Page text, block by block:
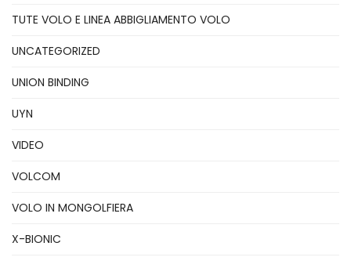
TUTE VOLO E LINEA ABBIGLIAMENTO VOLO
UNCATEGORIZED
UNION BINDING
UYN
VIDEO
VOLCOM
VOLO IN MONGOLFIERA
X-BIONIC